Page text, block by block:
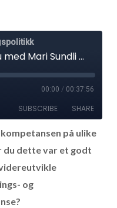
på ulike
du dette var et godt
og